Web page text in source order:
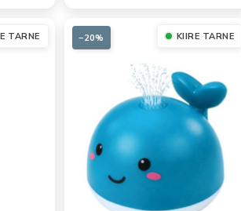
TARNE KIIRE TARNE
−20%